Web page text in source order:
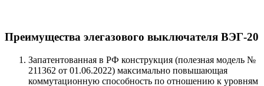
Преимущества элегазового выключателя ВЭГ-20
Запатентованная в РФ конструкция (полезная модель №
211362 от 01.06.2022) максимально повышающая
коммутационную способность по отношению к уровням